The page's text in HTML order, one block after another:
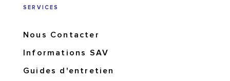
SERVICES
Nous Contacter
Informations SAV
Guides d'entretien